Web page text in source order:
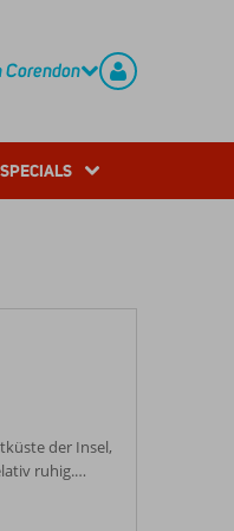
Corendon
SPECIALS
der Insel,
ruhig.